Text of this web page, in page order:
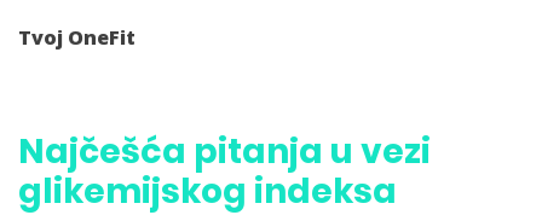
Tvoj OneFit
Najčešća pitanja u vezi
glikemijskog indeksa